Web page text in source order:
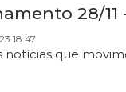
28/
18:47
notícias que